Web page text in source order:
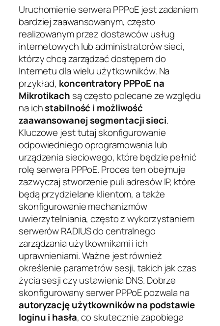
Uruchomienie serwera PPPoE jest zadaniem
bardziej zaawansowanym, często
realizowanym przez dostawców usług
internetowych lub administratorów sieci,
którzy chcą zarządzać dostępem do
Internetu dla wielu użytkowników. Na
przykład, koncentratory PPPoE na
Mikrotikach są często polecane ze względu
na ichstabilność i możliwość
zaawansowanej segmentacji sieci.
Kluczowe jest tutaj skonfigurowanie
odpowiedniego oprogramowania lub
urządzenia sieciowego, które będzie pełnić
rolę serwera PPPoE. Proces ten obejmuje
zazwyczaj stworzenie puli adresów IP, które
będą przydzielane klientom, a także
skonfigurowanie mechanizmów
uwierzytelniania, często z wykorzystaniem
serwerów RADIUS do centralnego
zarządzania użytkownikami i ich
uprawnieniami. Ważne jest również
określenie parametrów sesji, takich jak czas
życia sesji czy ustawienia DNS. Dobrze
skonfigurowany serwer PPPoE pozwala na
autoryzację użytkowników na podstawie
loginu i hasła, co skutecznie zapobiega